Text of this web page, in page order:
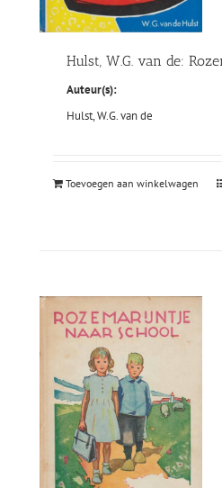
Hulst, W.G. van de:
Auteur(s):
Hulst, W.G. van de
Toevoegen aan winkelwagen